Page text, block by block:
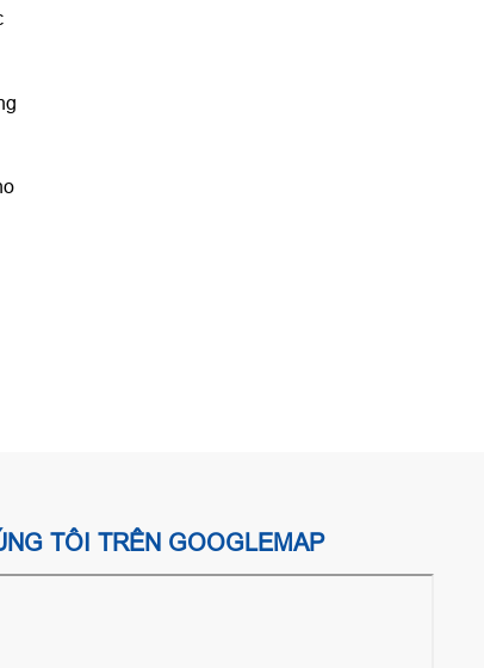
TÔI TRÊN GOOGLEMAP